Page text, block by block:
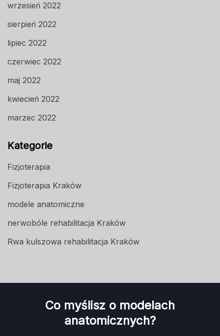
wrzesień 2022
sierpień 2022
lipiec 2022
czerwiec 2022
maj 2022
kwiecień 2022
marzec 2022
Kategorie
Fizjoterapia
Fizjoterapia Kraków
modele anatomiczne
nerwobóle rehabilitacja Kraków
Rwa kulszowa rehabilitacja Kraków
Co myślisz o modelach
anatomicznych?